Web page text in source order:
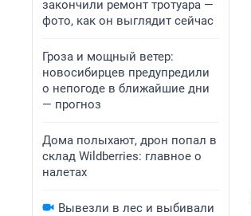
закончили ремонт тротуара —
фото, как он выглядит сейчас
Гроза и мощный ветер:
новосибирцев предупредили
о непогоде в ближайшие дни
— прогноз
Дома полыхают, дрон попал в
склад Wildberries: главное о
налетах
Вывезли в лес и выбивали